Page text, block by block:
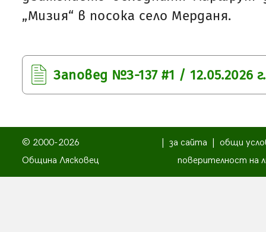
„Мизия“ в посока село Мерданя.
Заповед №З-137 #1 / 12.05.2026 г.
© 2000-2026
Община Лясковец
за сайта
общи
поверителност на